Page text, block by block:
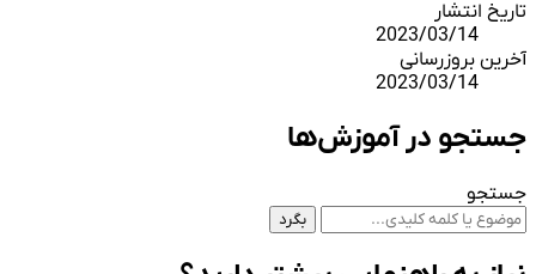
تاریخ انتشار
2023/03/14
آخرین بروزرسانی
2023/03/14
جستجو در آموزش‌ها
جستجو
بگرد